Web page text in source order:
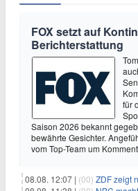
FOX setzt auf
Berichterstattung
für
Saison 2026 bekannt
bewährte Gesichter.
vom Top-Team um
08.08. 12:07 | (00) ZDF zeigt